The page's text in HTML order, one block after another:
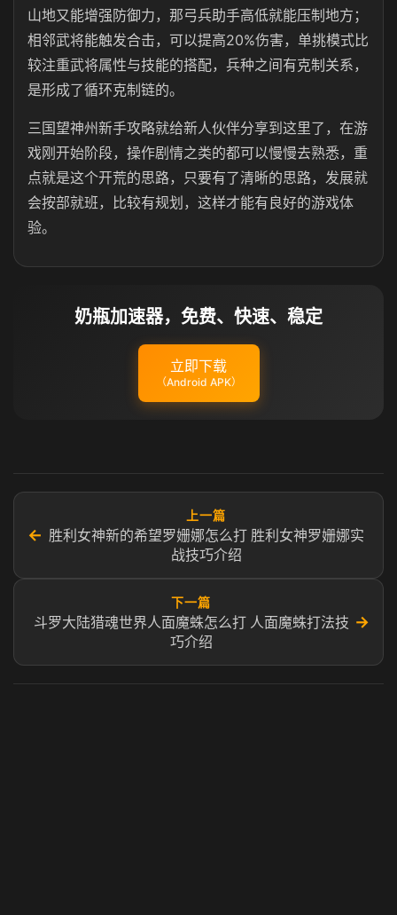
山地又能增强防御力，那弓兵助手高低就能压制地方；
相邻武将能触发合击，可以提高20%伤害，单挑模式比
较注重武将属性与技能的搭配，兵种之间有克制关系，
是形成了循环克制链的。
三国望神州新手攻略就给新人伙伴分享到这里了，在游
戏刚开始阶段，操作剧情之类的都可以慢慢去熟悉，重
点就是这个开荒的思路，只要有了清晰的思路，发展就
会按部就班，比较有规划，这样才能有良好的游戏体
验。
奶瓶加速器，免费、快速、稳定
立即下载
（Android APK）
←
上一篇
胜利女神新的希望罗姗娜怎么打 胜利女神罗姗娜实
战技巧介绍
下一篇
斗罗大陆猎魂世界人面魔蛛怎么打 人面魔蛛打法技
巧介绍
→